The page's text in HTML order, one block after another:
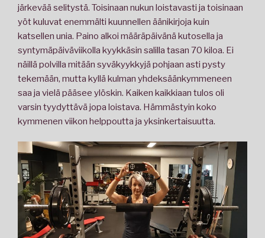
järkevää selitystä. Toisinaan nukun loistavasti ja toisinaan
yöt kuluvat enemmälti kuunnellen äänikirjoja kuin
katsellen unia. Paino alkoi määräpäivänä kutosella ja
syntymäpäiväviikolla kyykkäsin salilla tasan 70 kiloa. Ei
näillä polvilla mitään syväkyykkyjä pohjaan asti pysty
tekemään, mutta kyllä kulman yhdeksäänkymmeneen
saa ja vielä pääsee ylöskin. Kaiken kaikkiaan tulos oli
varsin tyydyttävä jopa loistava. Hämmästyin koko
kymmenen viikon helppoutta ja yksinkertaisuutta.